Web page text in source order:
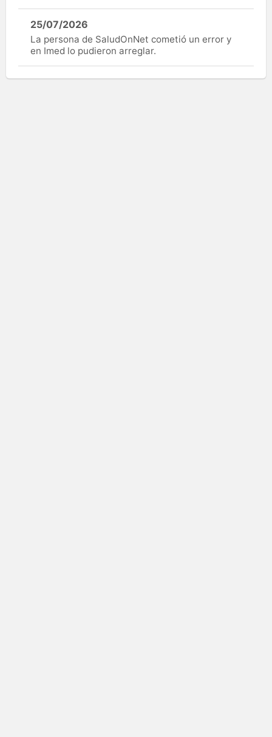
25/07/2026
La persona de SaludOnNet cometió un error y
en Imed lo pudieron arreglar.